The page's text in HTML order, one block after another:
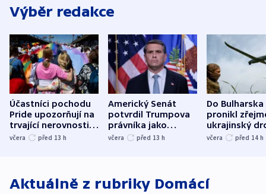
Výběr redakce
Účastníci pochodu
Pride upozorňují na
trvající nerovnosti i
společenskou
včera před 13 h
Americký Senát
potvrdil Trumpova
právníka jako
ministra
včera před 13 h
Do Bulharska
pronikl
ukrajinský
explodoval
včera před 14 h
Aktuálně z rubriky Domácí